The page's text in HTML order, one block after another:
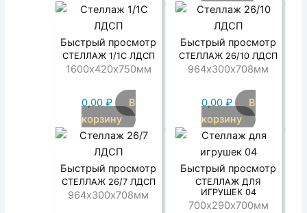
Быстрый просмотр
СТЕЛЛАЖ 1/1С ЛДСП
1600х420х750мм
0,00 ₽
В
корзину
Быстрый просмотр
СТЕЛЛАЖ 26/10 ЛДСП
964х300х708мм
0,00 ₽
В
корзину
Быстрый просмотр
СТЕЛЛАЖ 26/7 ЛДСП
964х300х708мм
Быстрый просмотр
СТЕЛЛАЖ ДЛЯ
ИГРУШЕК 04
700х290х700мм